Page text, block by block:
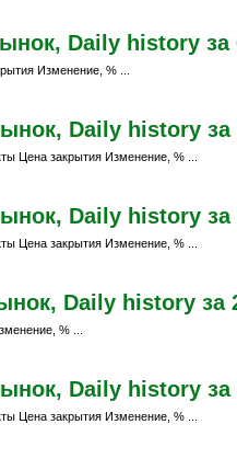
Daily history за
Изменение, % ...
Daily history за
Цена закрытия Изменение, % ...
Daily history за
Цена закрытия Изменение, % ...
Daily history за
% ...
Daily history за
Цена закрытия Изменение, % ...